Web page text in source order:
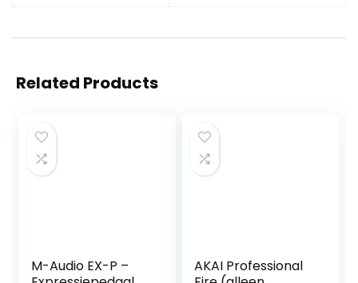
Related Products
M-Audio EX-P –
AKAI Professional